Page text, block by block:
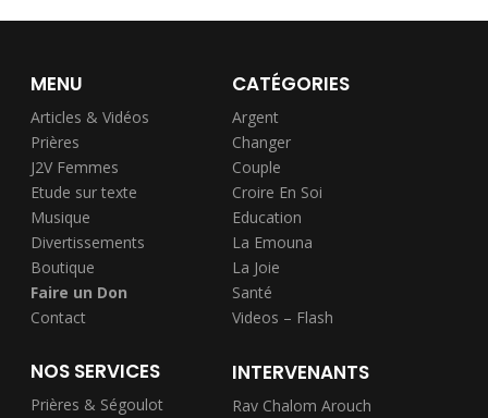
MENU
Articles & Vidéos
Prières
J2V Femmes
Etude sur texte
Musique
Divertissements
Boutique
Faire un Don
Contact
CATÉGORIES
Argent
Changer
Couple
Croire En Soi
Education
La Emouna
La Joie
Santé
Videos – Flash
NOS SERVICES
Prières & Ségoulot
INTERVENANTS
Rav Chalom Arouch